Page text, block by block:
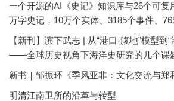
一个开源的AI《史记》知识库与26个可复
万字史记，10万个实体、3185个事件、
【新刊】滨下武志 | 从“港口-腹地”模型到
——全球历史视角下海洋史研究的几个课
新书｜邹振环《季风亚非：文化交流与郑
明清江南卫所的沿革与转型